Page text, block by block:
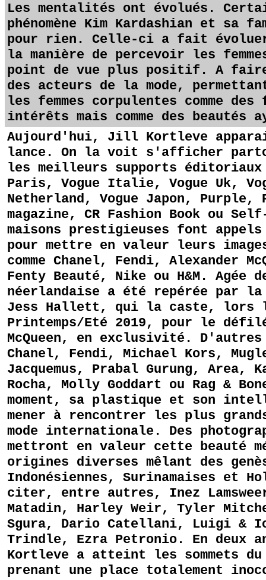
Les mentalités ont évolués.
phénomène Kim Kardashian et sa
pour rien. Celle-ci a fait
la manière de percevoir les
point de vue plus positif. A
des acteurs de la mode,
les femmes corpulentes comme des
intérêts mais comme des beautés
Aujourd'hui, Jill Kortleve
lance. On la voit s'afficher
les meilleurs supports éditoriaux
Paris, Vogue Italie, Vogue Uk,
Netherland, Vogue Japon, Purple,
magazine, CR Fashion Book ou
maisons prestigieuses font
pour mettre en valeur leurs
comme Chanel, Fendi, Alexander
Fenty Beauté, Nike ou H&M. Agée
néerlandaise a été repérée par
Jess Hallett, qui la caste, lors la
Printemps/Eté 2019, pour le
McQueen, en exclusivité. D'autres
Chanel, Fendi, Michael Kors,
Jacquemus, Prabal Gurung, Area,
Rocha, Molly Goddart ou Rag &
moment, sa plastique et son
mener à rencontrer les plus
mode internationale. Des
mettront en valeur cette beauté
origines diverses mêlant des
Indonésiennes, Surinamaises et
citer, entre autres, Inez
Matadin, Harley Weir, Tyler
Sgura, Dario Catellani, Luigi &
Trindle, Ezra Petronio. En deux
Kortleve a atteint les sommets du
prenant une place totalement